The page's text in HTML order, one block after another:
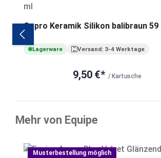
Sopro Keramik Silikon balibraun 59
Lagerware Versand: 3-4 Werktage
9,50 €* / Kartusche
Mehr von Equipe
Musterbestellung möglich